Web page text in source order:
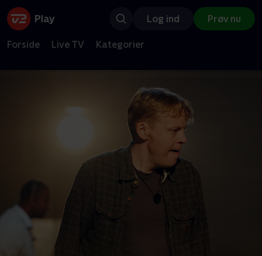
Log ind Prøv nu
Forside Live TV Kategorier